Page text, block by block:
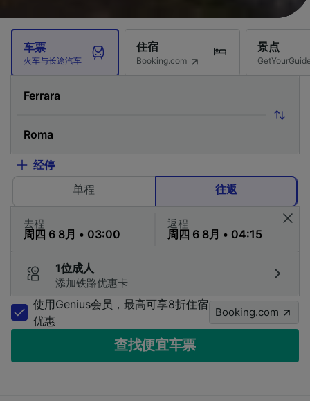
车票
火车与长途汽车
住宿
Booking.com
景点
经停
单程
往返
去程 返程
1位成人
添加铁路优惠卡
使用Genius会员，最高可享8折住宿
优惠
Booking.com
查找便宜车票